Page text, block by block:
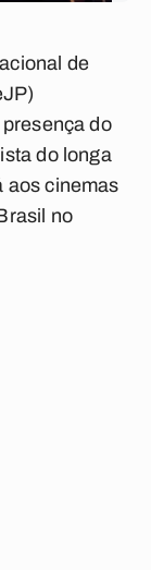
de
do
do longa
aos cinemas
no